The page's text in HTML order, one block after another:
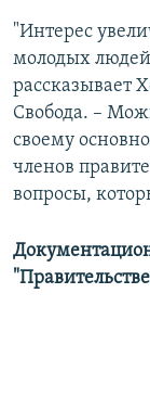
"Интерес
молодых
рассказывает
Свобода. –
своему
членов
вопросы,